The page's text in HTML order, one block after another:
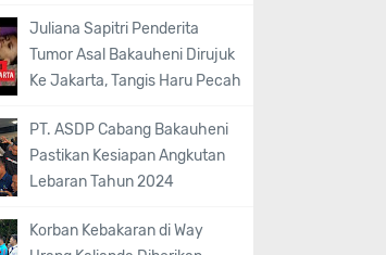
Juliana Sapitri Penderita
Tumor Asal Bakauheni Dirujuk
Ke Jakarta, Tangis Haru Pecah
PT. ASDP Cabang Bakauheni
Pastikan Kesiapan Angkutan
Lebaran Tahun 2024
Korban Kebakaran di Way